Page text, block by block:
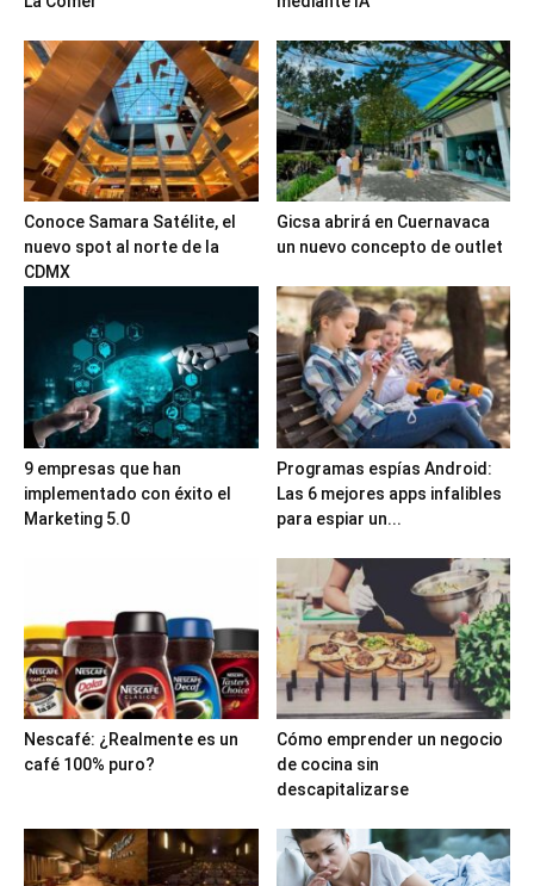
Conoce Samara Satélite, el
nuevo spot al norte de la
CDMX
Gicsa abrirá en Cuernavaca
un nuevo concepto de outlet
9 empresas que han
implementado con éxito el
Marketing 5.0
Programas espías Android:
Las 6 mejores apps infalibles
para espiar un...
Nescafé: ¿Realmente es un
café 100% puro?
Cómo emprender un negocio
de cocina sin
descapitalizarse